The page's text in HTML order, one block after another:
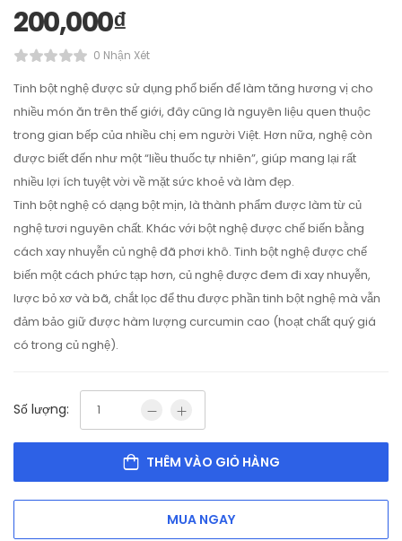
200,000₫
0 Nhận Xét
Tinh bột nghệ được sử dụng phổ biến để làm tăng hương vị cho
nhiều món ăn trên thế giới, đây cũng là nguyên liệu quen thuộc
trong gian bếp của nhiều chị em người Việt. Hơn nữa, nghệ còn
được biết đến như một “liều thuốc tự nhiên”, giúp mang lại rất
nhiều lợi ích tuyệt vời về mặt sức khoẻ và làm đẹp.
Tinh bột nghệ có dạng bột mịn, là thành phẩm được làm từ củ
nghệ tươi nguyên chất. Khác với bột nghệ được chế biến bằng
cách xay nhuyễn củ nghệ đã phơi khô. Tinh bột nghệ được chế
biến một cách phức tạp hơn, củ nghệ được đem đi xay nhuyễn,
lược bỏ xơ và bã, chắt lọc để thu được phần tinh bột nghệ mà vẫn
đảm bảo giữ được hàm lượng curcumin cao (hoạt chất quý giá
có trong củ nghệ).
Số lượng:
THÊM VÀO GIỎ HÀNG
MUA NGAY